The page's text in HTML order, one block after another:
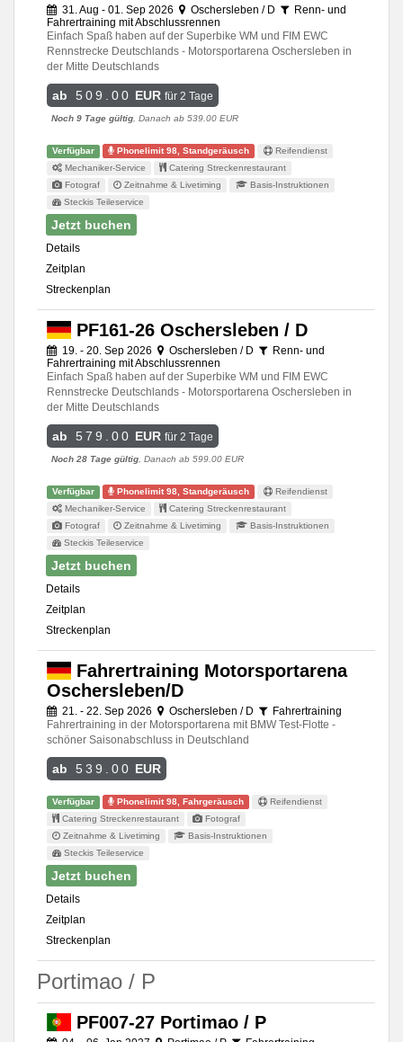
31. Aug - 01. Sep 2026 Oschersleben / D
Renn- und
Fahrertraining mit Abschlussrennen
Einfach Spaß haben auf der Superbike WM und FIM EWC
Rennstrecke Deutschlands - Motorsportarena Oschersleben in
der Mitte Deutschlands
ab 509.00 EUR für 2 Tage
Noch 9 Tage gültig , Danach ab 539.00 EUR
Verfügbar Phonelimit 98, Standgeräusch
Reifendienst
Mechaniker-Service
Catering Streckenrestaurant
Fotograf
Zeitnahme & Livetiming
Basis-Instruktionen
Steckis Teileservice
Jetzt buchen
Details
Zeitplan
Streckenplan
PF161-26 Oschersleben / D
19. - 20. Sep 2026 Oschersleben / D
Renn- und
Fahrertraining mit Abschlussrennen
Einfach Spaß haben auf der Superbike WM und FIM EWC
Rennstrecke Deutschlands - Motorsportarena Oschersleben in
der Mitte Deutschlands
ab 579.00 EUR für 2 Tage
Noch 28 Tage gültig , Danach ab 599.00 EUR
Verfügbar Phonelimit 98, Standgeräusch
Reifendienst
Mechaniker-Service
Catering Streckenrestaurant
Fotograf
Zeitnahme & Livetiming
Basis-Instruktionen
Steckis Teileservice
Jetzt buchen
Details
Zeitplan
Streckenplan
Fahrertraining Motorsportarena
Oschersleben/D
21. - 22. Sep 2026 Oschersleben / D
Fahrertraining
Fahrertraining in der Motorsportarena mit BMW Test-Flotte -
schöner Saisonabschluss in Deutschland
ab 539.00 EUR
Verfügbar Phonelimit 98, Fahrgeräusch
Reifendienst
Catering Streckenrestaurant
Fotograf
Zeitnahme & Livetiming
Basis-Instruktionen
Steckis Teileservice
Jetzt buchen
Details
Zeitplan
Streckenplan
Portimao / P
PF007-27 Portimao / P